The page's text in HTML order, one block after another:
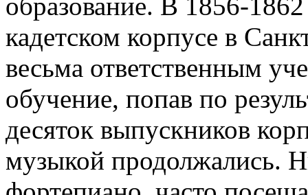
кадетском корпусе в
весьма ответственным
обучение, попав по
десяток выпускников
музыкой продолжались.